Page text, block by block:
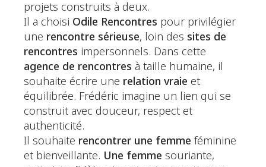
projets construits à deux.
Il a choisi Odile Rencontres pour privilégier
une rencontre sérieuse, loin des sites de
rencontres impersonnels. Dans cette
agence de rencontres à taille humaine, il
souhaite écrire une relation vraie et
équilibrée. Frédéric imagine un lien qui se
construit avec douceur, respect et
authenticité.
Il souhaite rencontrer une femme féminine
et bienveillante. Une femme souriante,